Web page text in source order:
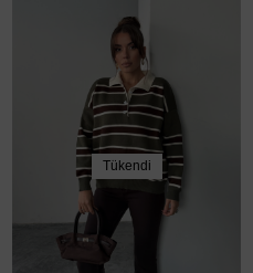
Tükendi